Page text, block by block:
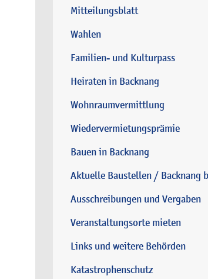
Mitteilungsblatt
Wahlen
Familien- und Kulturpass
Heiraten in Backnang
Wohnraumvermittlung
Wiedervermietungsprämie
Bauen in Backnang
Aktuelle Baustellen / Backnang
Ausschreibungen und Vergaben
Veranstaltungsorte mieten
Links und weitere Behörden
Katastrophenschutz